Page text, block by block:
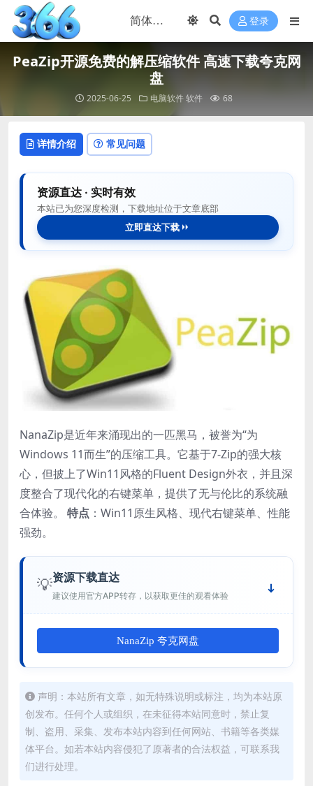
登录
PeaZip开源免费的解压缩软件 高速下载夸克网
盘
2025-06-25 电脑软件 软件 68
详情介绍 常见问题
资源直达 · 实时有效
本站已为您深度检测，下载地址位于文章底部
立即直达下载
NanaZip是近年来涌现出的一匹黑马，被誉为“为
Windows 11而生”的压缩工具。它基于7-Zip的强大核
心，但披上了Win11风格的Fluent Design外衣，并且深
度整合了现代化的右键菜单，提供了无与伦比的系统融
合体验。 特点 ：Win11原生风格、现代右键菜单、性能
强劲。
💡资源下载直达
建议使用官方APP转存，以获取更佳的观看体验
NanaZip 夸克网盘
声明：本站所有文章，如无特殊说明或标注，均为本站原
创发布。任何个人或组织，在未征得本站同意时，禁止复
制、盗用、采集、发布本站内容到任何网站、书籍等各类媒
体平台。如若本站内容侵犯了原著者的合法权益，可联系我
们进行处理。